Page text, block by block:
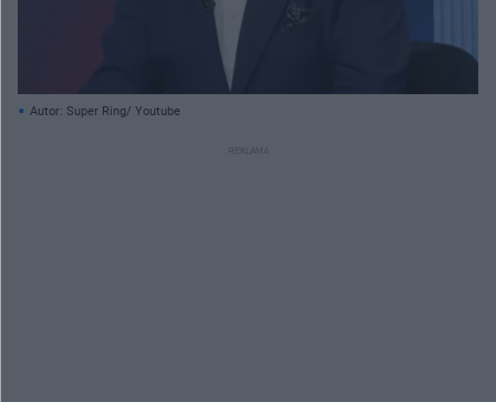
Autor: Super Ring/ Youtube